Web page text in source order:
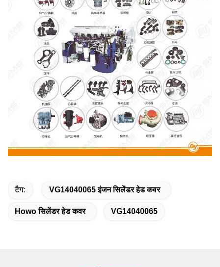
टैग: VG14040065 इंजन सिलेंडर हेड कवर
Howo सिलेंडर हेड कवर VG14040065